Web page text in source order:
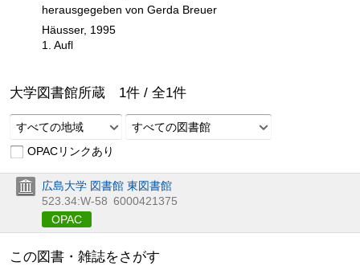
herausgegeben von Gerda Breuer
Häusser, 1995
1. Aufl
大学図書館所蔵 1件 / 全1件
すべての地域
すべての図書館
OPACリンクあり
広島大学 図書館 東図書館
523.34:W-58 6000421375
OPAC
この図書・雑誌をさがす